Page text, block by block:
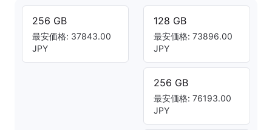
256 GB
最安価格: 37843.00
JPY
128 GB
最安価格: 73896.00
JPY
256 GB
最安価格: 76193.00
JPY